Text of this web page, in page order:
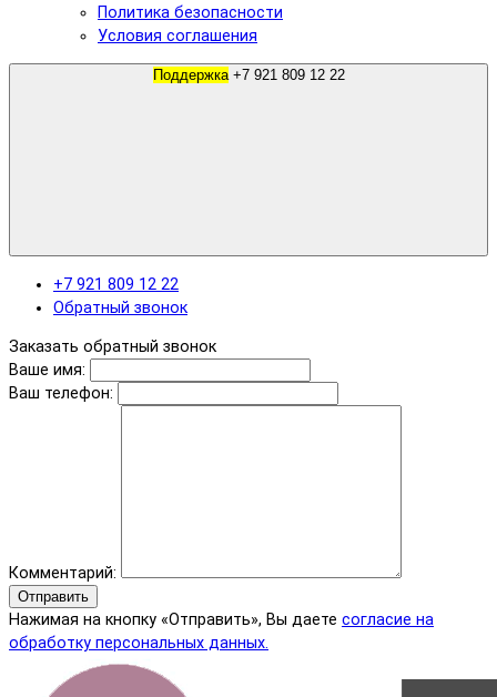
Политика безопасности
Условия соглашения
Поддержка +7 921 809 12 22
+7 921 809 12 22
Обратный звонок
Заказать обратный звонок
Ваше имя:
Ваш телефон:
Комментарий:
Отправить
Нажимая на кнопку «Отправить», Вы даете согласие на
обработку персональных данных.